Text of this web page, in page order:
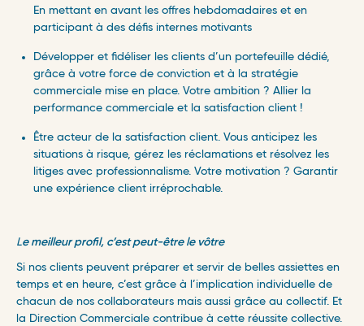
En mettant en avant les offres hebdomadaires et en
participant à des défis internes motivants
Développer et fidéliser les clients d’un portefeuille dédié,
grâce à votre force de conviction et à la stratégie
commerciale mise en place. Votre ambition ? Allier la
performance commerciale et la satisfaction client !
Être acteur de la satisfaction client. Vous anticipez les
situations à risque, gérez les réclamations et résolvez les
litiges avec professionnalisme. Votre motivation ? Garantir
une expérience client irréprochable.
Le meilleur profil, c’est peut-être le vôtre
Si nos clients peuvent préparer et servir de belles assiettes en
temps et en heure, c’est grâce à l’implication individuelle de
chacun de nos collaborateurs mais aussi grâce au collectif. Et
la Direction Commerciale contribue à cette réussite collective.